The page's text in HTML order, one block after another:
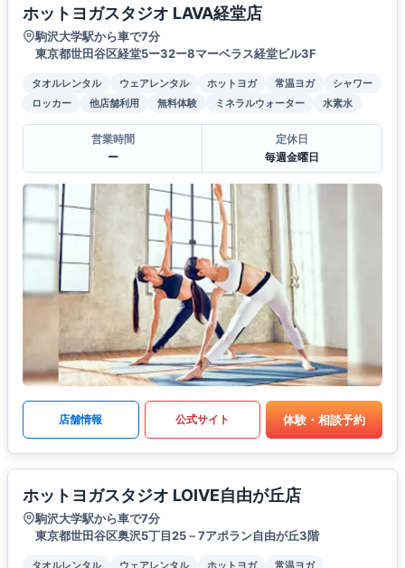
ホットヨガスタジオ LAVA経堂店
駒沢大学駅から車で7分
東京都世田谷区経堂5ー32ー8マーベラス経堂ビル3F
タオルレンタル ウェアレンタル ホットヨガ 常温ヨガ
シャワー
ロッカー
他店舗利用 無料体験 ミネラルウォーター 水素水
営業時間
ー
定休日
毎週金曜日
店舗情報 公式サイト 体験・相談予約
ホットヨガスタジオ LOIVE自由が丘店
駒沢大学駅から車で7分
東京都世田谷区奥沢5丁目25－7アポラン自由が丘3階